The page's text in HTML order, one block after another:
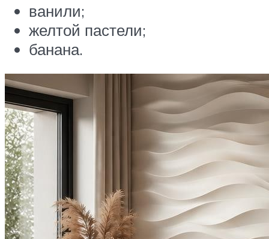
ванили;
желтой пастели;
банана.